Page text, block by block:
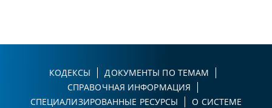
КОДЕКСЫ
ДОКУМЕНТЫ ПО ТЕМАМ
СПРАВОЧНАЯ ИНФОРМАЦИЯ
СПЕЦИАЛИЗИРОВАННЫЕ РЕСУРСЫ
О СИСТЕМЕ